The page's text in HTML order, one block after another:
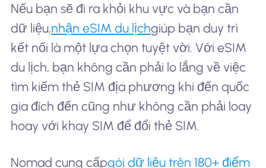
Nếu bạn sẽ đi ra khỏi khu vực và bạn cần
dữ liệu,nhận eSIM du lịchgiúp bạn duy trì
kết nối là một lựa chọn tuyệt vời. Với eSIM
du lịch, bạn không cần phải lo lắng về việc
tìm kiếm thẻ SIM địa phương khi đến quốc
gia đích đến cũng như không cần phải loay
hoay với khay SIM để đổi thẻ SIM.
Nomad cung cấpgói dữ liệu trên 180+ điểm